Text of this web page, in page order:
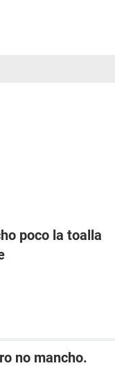
poco la toalla
no mancho.